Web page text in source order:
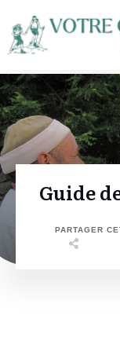
Guide
PARTAGER